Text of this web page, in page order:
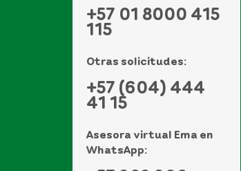
+57 01 8000 415
115
Otras solicitudes:
+57 (604) 444
41 15
Asesora virtual Ema en
WhatsApp: